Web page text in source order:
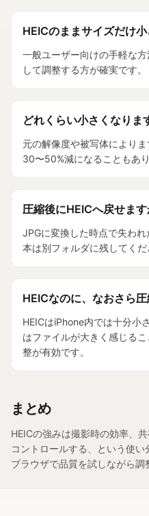
HEICのままサイズだけ
一般ユーザー向けの手軽な
して調整する方が確実です。
どれくらい小さくなりま
元の解像度や被写体により
30〜50%減になることもあり
圧縮後にHEICへ戻せます
JPGに変換した時点で失わ
本は別フォルダに残してくだ
HEICなのに、なおさら
HEICはiPhone内では十分小
はファイルが大きく感じる
整が有効です。
まとめ
HEICの強みは撮影時の効率、
コントロールする、という使
ブラウザで品質を試しながら調